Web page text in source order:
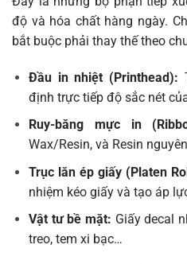
độ và hóa chất hàng ngày.
bắt buộc phải thay thế theo
Đầu in nhiệt (Printhead):
định trực tiếp độ sắc nét
Ruy-băng mực in
Wax/Resin, và Resin
Trục lăn ép giấy (Platen
nhiệm kéo giấy và tạo áp
Vật tư bề mặt: Giấy decal
treo, tem xi bạc…